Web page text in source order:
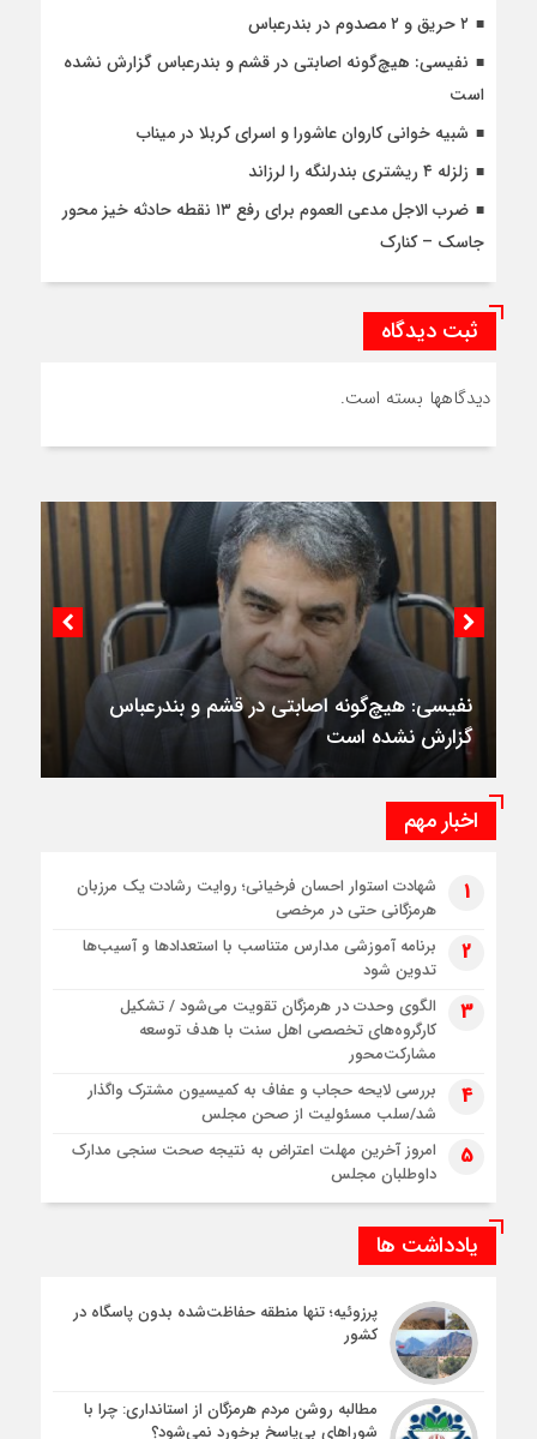
۲ حریق و ۲ مصدوم در بندرعباس
نفیسی: هیچ‌گونه اصابتی در قشم و بندرعباس گزارش نشده
است
شبیه خوانی کاروان عاشورا و اسرای کربلا در میناب
زلزله ۴ ریشتری بندرلنگه را لرزاند
ضرب الاجل مدعی العموم برای رفع ۱۳ نقطه حادثه خیز محور
جاسک – کنارک
ثبت دیدگاه
دیدگاهها بسته است.
نفیسی: هیچ‌گونه اصابتی در قشم و بندرعباس
گزارش نشده است
اخبار مهم
1
شهادت استوار احسان فرخیانی؛ روایت رشادت یک مرزبان
هرمزگانی حتی در مرخصی
2
برنامه آموزشی مدارس متناسب با استعدادها و آسیب‌ها
تدوین شود
3
الگوی وحدت در هرمزگان تقویت می‌شود / تشکیل
کارگروه‌های تخصصی اهل سنت با هدف توسعه
مشارکت‌محور
4
بررسی لایحه حجاب و عفاف به کمیسیون مشترک واگذار
شد/سلب مسئولیت از صحن مجلس
5
امروز آخرین مهلت اعتراض به نتیجه صحت سنجی مدارک
داوطلبان مجلس
یادداشت ها
پرزوئیه؛ تنها منطقه حفاظت‌شده بدون پاسگاه در
کشور
مطالبه روشن مردم هرمزگان از استانداری: چرا با
شوراهای بی‌پاسخ برخورد نمی‌شود؟